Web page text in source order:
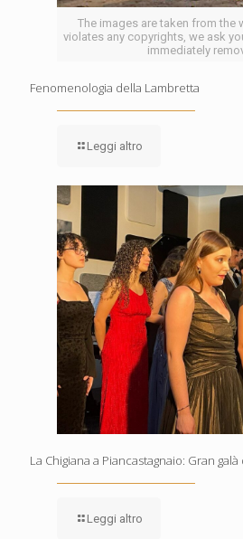
The images are taken from the
violates any copyrights, we ask
immediately
Fenomenologia della Lambretta
Leggi altro
La Chigiana a Piancastagnaio: Gran galà
Leggi altro